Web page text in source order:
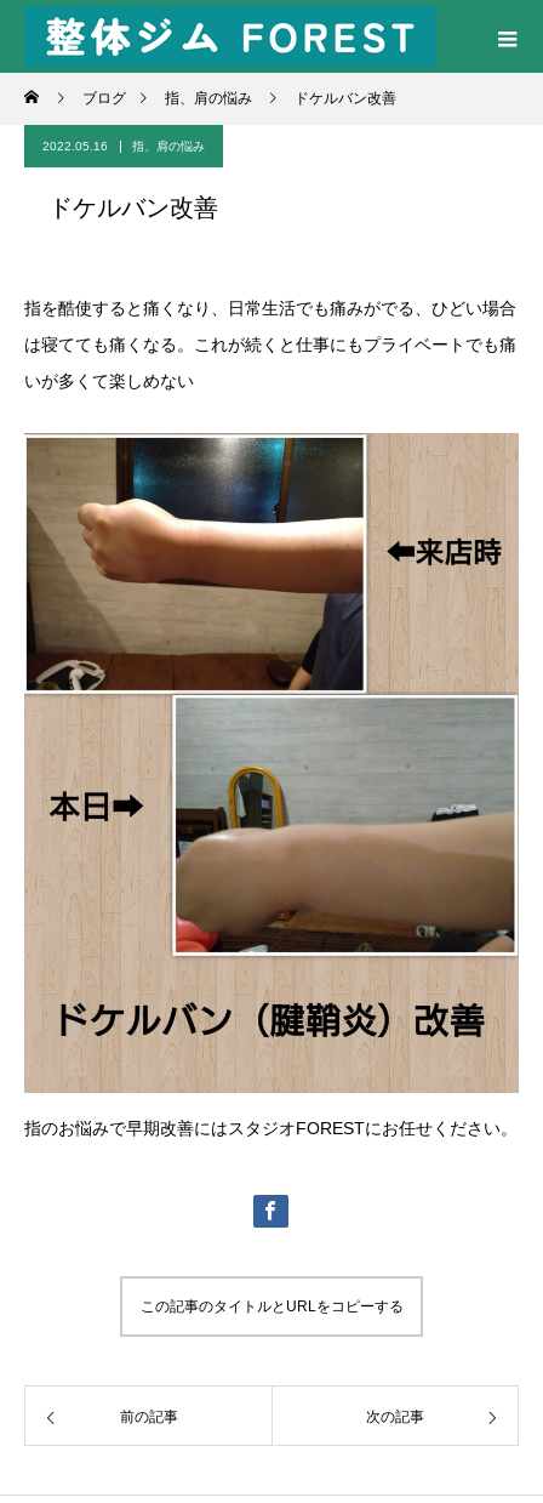
ブログ 指、肩の悩み ドケルバン改善
2022.05.16 指、肩の悩み
ドケルバン改善
指を酷使すると痛くなり、日常生活でも痛みがでる、ひどい場合
は寝てても痛くなる。これが続くと仕事にもプライベートでも痛
いが多くて楽しめない
指のお悩みで早期改善にはスタジオFORESTにお任せください。
この記事のタイトルとURLをコピーする
前の記事 次の記事